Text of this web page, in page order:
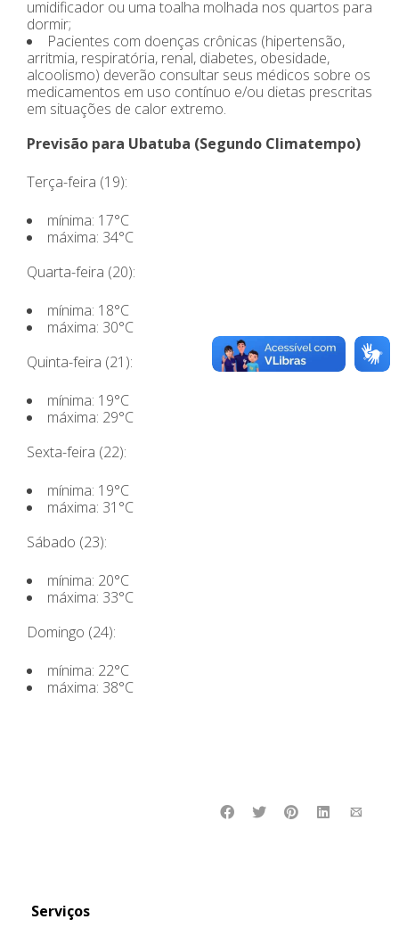
umidificador ou uma toalha molhada nos quartos para
dormir;
Pacientes com doenças crônicas (hipertensão,
arritmia, respiratória, renal, diabetes, obesidade,
alcoolismo) deverão consultar seus médicos sobre os
medicamentos em uso contínuo e/ou dietas prescritas
em situações de calor extremo.
Previsão para Ubatuba (Segundo Climatempo)
Terça-feira (19):
mínima: 17°C
máxima: 34°C
Quarta-feira (20):
mínima: 18°C
máxima: 30°C
Quinta-feira (21):
mínima: 19°C
máxima: 29°C
Sexta-feira (22):
mínima: 19°C
máxima: 31°C
Sábado (23):
mínima: 20°C
máxima: 33°C
Domingo (24):
mínima: 22°C
máxima: 38°C
Serviços